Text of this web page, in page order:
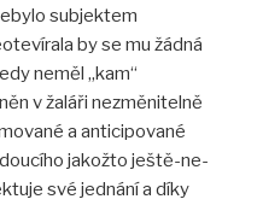
subjektem
by se mu žádná
neměl „kam“
v žaláři nezměnitelně
a anticipované
jakožto ještě-ne-
své jednání a díky